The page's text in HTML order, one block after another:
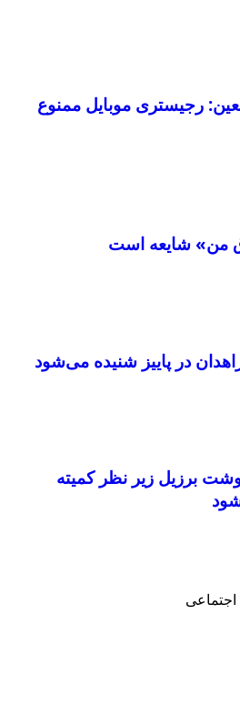
رجیستری موبایل ممنوع
من» شایعه است
در پاییز شنیده می‌شود
برزیل زیر نظر کمیته